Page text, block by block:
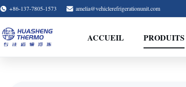
+86-137-7805-1573 amelia@vehiclerefrigerationunit.com
ACCUEIL PRODUITS